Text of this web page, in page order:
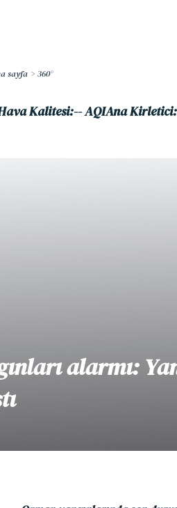
sayfa 360°
Kalitesi:-- AQIAna
alarmı: